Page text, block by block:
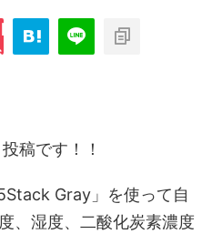
count-cache/sns-
稿です！！
Gray」を使って自
、湿度、二酸化炭素濃度